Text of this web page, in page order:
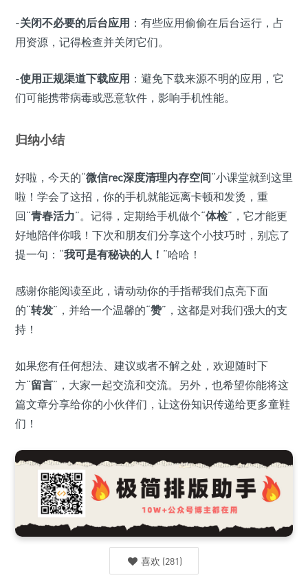
-关闭不必要的后台应用 ：有些应用偷偷在后台运行，占
用资源，记得检查并关闭它们。
-使用正规渠道下载应用 ：避免下载来源不明的应用，它
们可能携带病毒或恶意软件，影响手机性能。
归纳小结
好啦，今天的“微信rec深度清理内存空间”小课堂就到这里
啦！学会了这招，你的手机就能远离卡顿和发烫，重
回“青春活力”。记得，定期给手机做个“体检”，它才能更
好地陪伴你哦！下次和朋友们分享这个小技巧时，别忘了
提一句：“我可是有秘诀的人！ ”哈哈！
感谢你能阅读至此，请动动你的手指帮我们点亮下面
的“转发”，并给一个温馨的“赞”，这都是对我们强大的支
持！
如果您有任何想法、建议或者不解之处，欢迎随时下
方“留言”，大家一起交流和交流。另外，也希望你能将这
篇文章分享给你的小伙伴们，让这份知识传递给更多童鞋
们！
喜欢 (281)